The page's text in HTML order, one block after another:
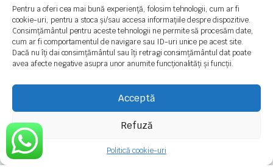
Pentru a oferi cea mai bună experiență, folosim tehnologii, cum ar fi
cookie-uri, pentru a stoca și/sau accesa informațiile despre dispozitive.
Consimțământul pentru aceste tehnologii ne permite să procesăm date,
cum ar fi comportamentul de navigare sau ID-uri unice pe acest site.
Dacă nu îți dai consimțământul sau îți retragi consimțământul dat poate
avea afecte negative asupra unor anumite funcționalități și funcții.
Acceptă
Refuză
Politică cookie-uri
Copyright 2024© ElectricRoyal Toate drepturile sunt rezervate!
Legal
MAGAZIN FAVORITE CONT